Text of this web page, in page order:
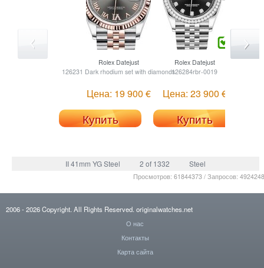
RolexDatejust
126231 Dark rhodium set with diamonds
Цена: 19 900 €
Купить
RolexDatejust
126284rbr-0019
Цена: 23 900 €
Купить
II 41mm YG Steel 2 of 1332 Steel
Просмотров: 61844373 / Запросов:
2006- 2026Copyright. All Rights Reserved. originalwatches.net
О нас
Контакты
Карта сайта